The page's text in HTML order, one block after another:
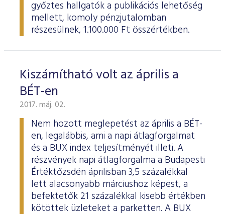
győztes hallgatók a publikációs lehetőség
mellett, komoly pénzjutalomban
részesülnek, 1.100.000 Ft összértékben.
Kiszámítható volt az április a
BÉT-en
2017. máj. 02.
Nem hozott meglepetést az április a BÉT-
en, legalábbis, ami a napi átlagforgalmat
és a BUX index teljesítményét illeti. A
részvények napi átlagforgalma a Budapesti
Értéktőzsdén áprilisban 3,5 százalékkal
lett alacsonyabb márciushoz képest, a
befektetők 21 százalékkal kisebb értékben
kötöttek üzleteket a parketten. A BUX